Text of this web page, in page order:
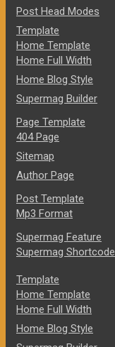
Post Head Modes
Template
Home Template
Home Full Width
Home Blog Style
Supermag Builder
Page Template
404 Page
Sitemap
Author Page
Post Template
Mp3 Format
Supermag Feature
Supermag Shortcode
Template
Home Template
Home Full Width
Home Blog Style